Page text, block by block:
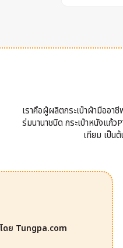
เราคือผู้ผลิตกระเป๋าผ้ามืออา
ร่มนานาชนิด กระเป๋าหนังแก้ว
เทียม เป็น
ดย Tungpa.com